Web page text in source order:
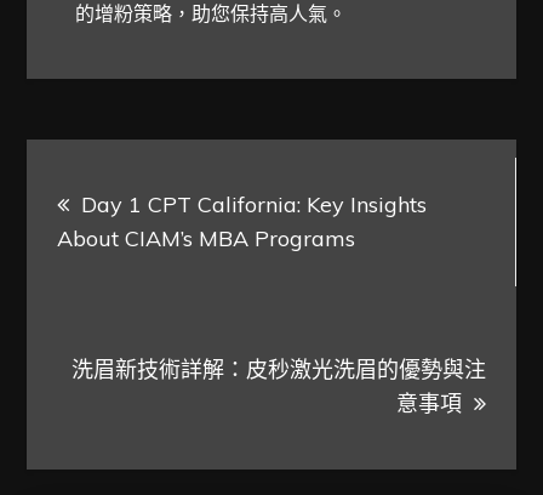
的增粉策略，助您保持高人氣。
章
覽
Day 1 CPT California: Key Insights
About CIAM’s MBA Programs
洗眉新技術詳解：皮秒激光洗眉的優勢與注
意事項